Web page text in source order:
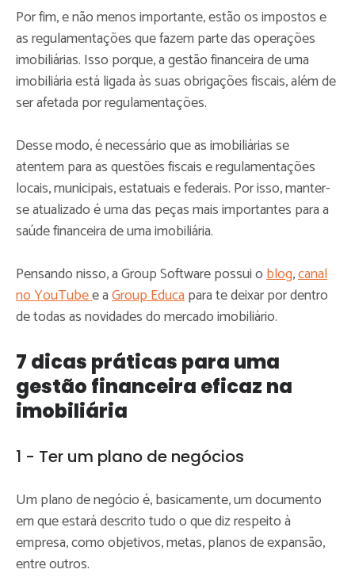
Por fim, e não menos importante, estão os impostos e
as regulamentações que fazem parte das operações
imobiliárias. Isso porque, a gestão financeira de uma
imobiliária está ligada às suas obrigações fiscais, além de
ser afetada por regulamentações.
Desse modo, é necessário que as imobiliárias se
atentem para as questões fiscais e regulamentações
locais, municipais, estatuais e federais. Por isso, manter-
se atualizado é uma das peças mais importantes para a
saúde financeira de uma imobiliária.
Pensando nisso, a Group Software possui oblog,canal
no YouTubee aGroup Educapara te deixar por dentro
de todas as novidades do mercado imobiliário.
7 dicas práticas para uma
gestão financeira eficaz na
imobiliária
1 - Ter um plano de negócios
Um plano de negócio é, basicamente, um documento
em que estará descrito tudo o que diz respeito à
empresa, como objetivos, metas, planos de expansão,
entre outros.